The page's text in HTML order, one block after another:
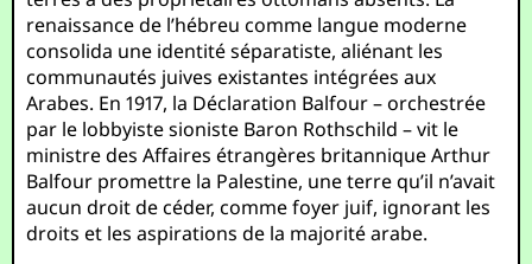
renaissance de l’hébreu comme langue moderne
consolida une identité séparatiste, aliénant les
communautés juives existantes intégrées aux
Arabes. En 1917, la Déclaration Balfour – orchestrée
par le lobbyiste sioniste Baron Rothschild – vit le
ministre des Affaires étrangères britannique Arthur
Balfour promettre la Palestine, une terre qu’il n’avait
aucun droit de céder, comme foyer juif, ignorant les
droits et les aspirations de la majorité arabe.